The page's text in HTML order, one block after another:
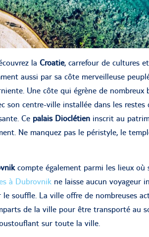
la Croatie, carrefour de cultures
aussi par sa côte merveilleuse
Une côte qui égrène de nombreux
son centre-ville installée dans les restes
Ce palais Dioclétien inscrit au
Ne manquez pas le péristyle, le
compte également parmi les lieux où
à Dubrovnik ne laisse aucun voyageur
souffle. La ville offre de nombreuses
de la ville pour être transporté au
sur toute la ville.